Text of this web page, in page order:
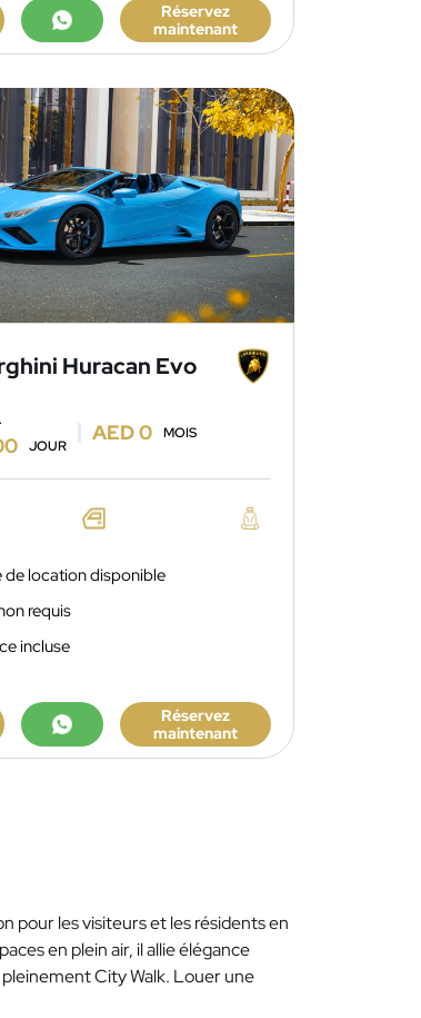
Réservez
maintenant
Huracan Evo
JOUR
AED 0 MOIS
de location disponible
requis
incluse
Réservez
maintenant
pour les visiteurs et les résidents en
en plein air, il allie élégance
City Walk. Louer une